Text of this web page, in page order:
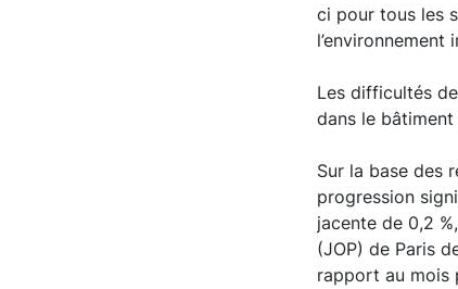
ci pour tous les
l’environnement
Les difficultés
dans le bâtiment
Sur la base des
progression
jacente de 0,2
(JOP) de Paris
rapport au mois